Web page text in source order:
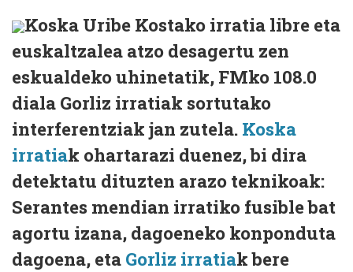
Koska Uribe Kostako irratia libre eta
euskaltzalea atzo desagertu zen
eskualdeko uhinetatik, FMko 108.0
diala Gorliz irratiak sortutako
interferentziak jan zutela. Koska
irratiak ohartarazi duenez, bi dira
detektatu dituzten arazo teknikoak:
Serantes mendian irratiko fusible bat
agortu izana, dagoeneko konponduta
dagoena, eta Gorliz irratiak bere